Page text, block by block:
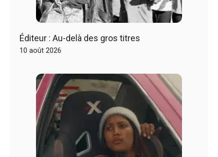
Éditeur : Au-delà des gros titres
10 août 2026